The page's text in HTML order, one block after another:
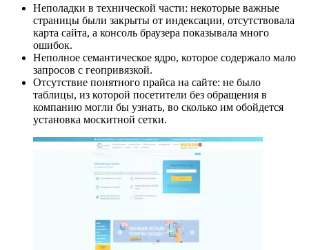
Неполадки в технической части: некоторые важные
страницы были закрыты от индексации, отсутствовала
карта сайта, а консоль браузера показывала много
ошибок.
Неполное семантическое ядро, которое содержало мало
запросов с геопривязкой.
Отсутствие понятного прайса на сайте: не было
таблицы, из которой посетители без обращения в
компанию могли бы узнать, во сколько им обойдется
установка москитной сетки.